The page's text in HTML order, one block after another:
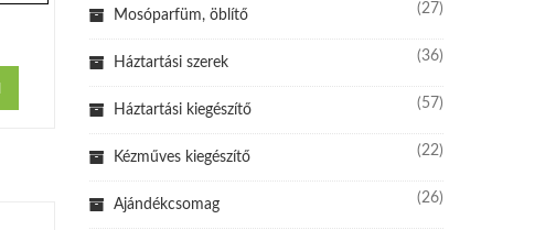
Mosóparfüm, öblítő (27)
Háztartási szerek (36)
Háztartási kiegészítő (57)
Kézműves kiegészítő (22)
Ajándékcsomag (26)